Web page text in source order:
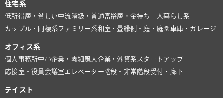
住宅系
低所得層・貧しい中流階級・普通富裕層・金持ち 一人暮らし系
カップル・同棲系ファミリー系和室・畳縁側・庭・庭園 車庫・ガレージ
オフィス系
個人事務所中小企業・零細風大企業・外資系スタートアップ
応接室・役員会議室 エレベーター 階段・非常階段受付・廊下
テイスト